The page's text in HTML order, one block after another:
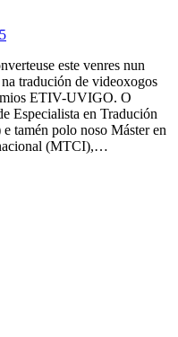
este venres nun
tradución de videoxogos
ETIV-UVIGO. O
Especialista en Tradución
tamén polo noso Máster en
(MTCI),…